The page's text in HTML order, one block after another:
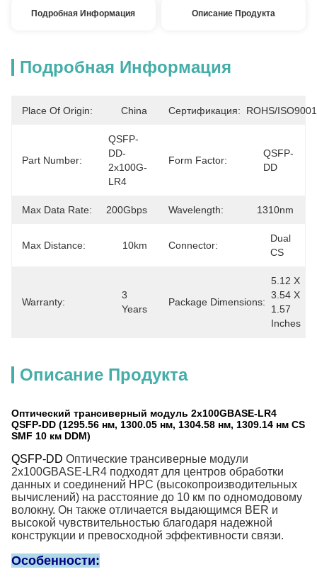
Подробная Информация Описание Продукта
Подробная Информация
Place Of Origin: China Сертификация: ROHS/
Part Number:
QSFP-
DD-
2x100G-
LR4
Form Factor:
QSFP-
DD
Max Data Rate: 200Gbps Wavelength: 1310nm
Max Distance: 10km Connector:
Dual
CS
Warranty:
3
Years
Package Dimensions:
5.12 X
3.54 X
1.57
Inches
Описание Продукта
Оптический трансиверный модуль 2x100GBASE-LR4
QSFP-DD (1295.56 нм, 1300.05 нм, 1304.58 нм, 1309.14 нм CS
SMF 10 км DDM)
QSFP-DD Оптические трансиверные модули
2x100GBASE-LR4 подходят для центров обработки
данных и соединений HPC (высокопроизводительных
вычислений) на расстояние до 10 км по одномодовому
волокну. Он также отличается выдающимся BER и
высокой чувствительностью благодаря надежной
конструкции и превосходной эффективности связи.
Особенности: